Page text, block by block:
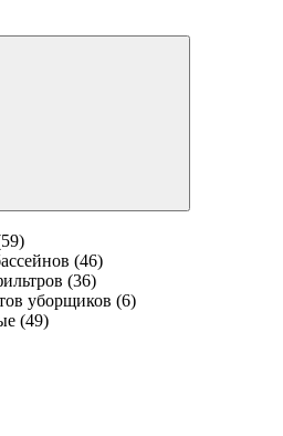
(46)
(36)
уборщиков (6)
(49)